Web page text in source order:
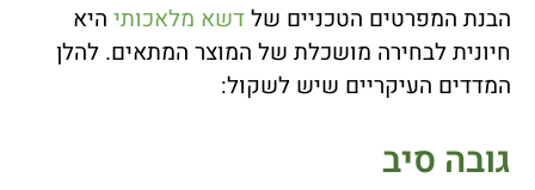
הבנת המפרטים הטכניים שלדשא מלאכותי היא
חיונית לבחירה מושכלת של המוצר המתאים. להלן
המדדים העיקריים שיש לשקול:
גובה סיב